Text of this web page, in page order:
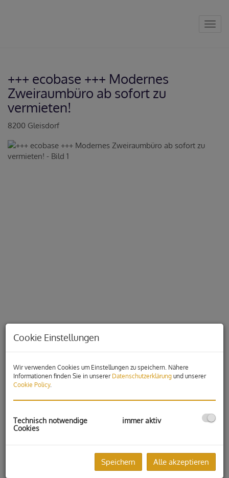
+++ ecobase +++ Modernes
Zweiraumbüro ab sofort zu
vermieten!
8200 Gleisdorf
Beschreibung
Der moderne Bürokomplex ist der ideale Standort für Ihr
Unternehmen!
Größenordnungen zur Vermietung.
Der attraktive Gewerbestandort liegt direkt am Stadtrand von
Alle Büroräume sind komplett modernisiert worden.
Cookie Einstellungen
Wir verwenden Cookies um Einstellungen zu speichern. Nähere
Informationen finden Sie in unserer Datenschutzerklärung und unserer
Cookie Policy.
Technisch notwendige
Cookies
immer aktiv
Speichern Alle akzeptieren